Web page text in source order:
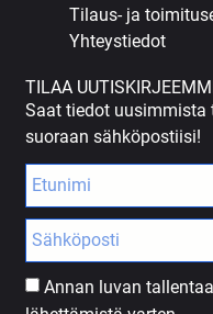
Tilaus- ja
Yhteystiedot
TILAA
Saat tiedot
suoraan sähköpostiisi!
Annan luvan